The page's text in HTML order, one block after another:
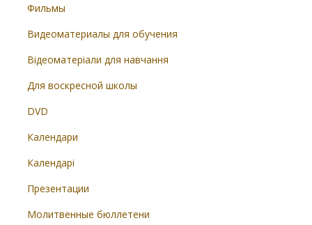
Фильмы
Видеоматериалы для обучения
Відеоматеріали для навчання
Для воскресной школы
DVD
Календари
Календарі
Презентации
Молитвенные бюллетени